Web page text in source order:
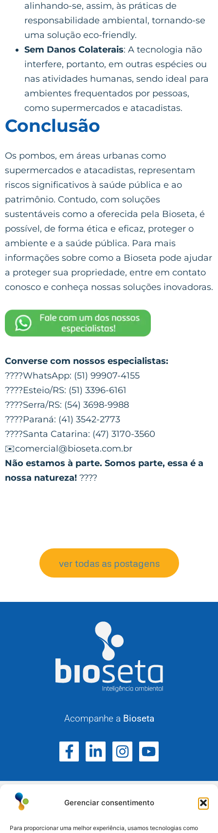
Gerenciar consentimento
Para proporcionar uma melhor experiência, usamos tecnologias como
alinhando-se, assim, às práticas de
responsabilidade ambiental, tornando-se
uma solução eco-friendly.
Sem Danos Colaterais: A tecnologia não
interfere, portanto, em outras espécies ou
nas atividades humanas, sendo ideal para
ambientes frequentados por pessoas,
como supermercados e atacadistas.
Conclusão
Os pombos, em áreas urbanas como
supermercados e atacadistas, representam
riscos significativos à saúde pública e ao
patrimônio. Contudo, com soluções
sustentáveis como a oferecida pela Bioseta, é
possível, de forma ética e eficaz, proteger o
ambiente e a saúde pública. Para mais
informações sobre como a Bioseta pode ajudar
a proteger sua propriedade, entre em contato
conosco e conheça nossas soluções inovadoras.
Converse com nossos especialistas:
????WhatsApp: (51) 99907-4155
????Esteio/RS: (51) 3396-6161
????Serra/RS: (54) 3698-9988
????Paraná: (41) 3542-2773
????Santa Catarina: (47) 3170-3560
✉️comercial@bioseta.com.br
Não estamos à parte. Somos parte, essa é a
nossa natureza! ????
ver todas as postagens
Acompanhe a Bioseta